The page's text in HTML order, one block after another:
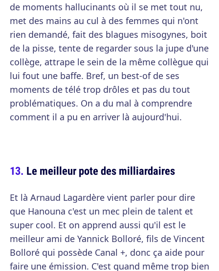
de moments hallucinants où il se met tout nu,
met des mains au cul à des femmes qui n'ont
rien demandé, fait des blagues misogynes, boit
de la pisse, tente de regarder sous la jupe d'une
collège, attrape le sein de la même collègue qui
lui fout une baffe. Bref, un best-of de ses
moments de télé trop drôles et pas du tout
problématiques. On a du mal à comprendre
comment il a pu en arriver là aujourd'hui.
Le meilleur pote des milliardaires
Et là Arnaud Lagardère vient parler pour dire
que Hanouna c'est un mec plein de talent et
super cool. Et on apprend aussi qu'il est le
meilleur ami de Yannick Bolloré, fils de Vincent
Bolloré qui possède Canal +, donc ça aide pour
faire une émission. C'est quand même trop bien